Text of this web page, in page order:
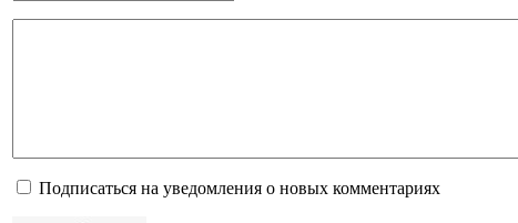
Подписаться на уведомления о новых комментариях